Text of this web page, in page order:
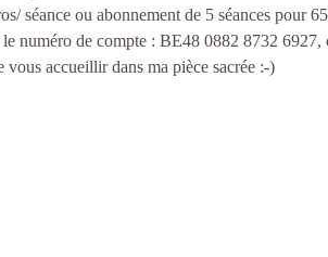
séance ou abonnement de 5 séances pour
le numéro de compte : BE48 0882 8732
vous accueillir dans ma pièce sacrée :-)